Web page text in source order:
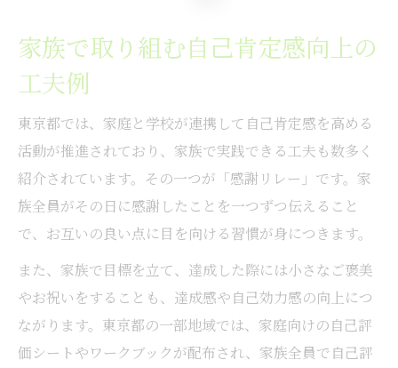
家族で取り組む自己肯定感向上の
工夫例
東京都では、家庭と学校が連携して自己肯定感を高める
活動が推進されており、家族で実践できる工夫も数多く
紹介されています。その一つが「感謝リレー」です。家
族全員がその日に感謝したことを一つずつ伝えること
で、お互いの良い点に目を向ける習慣が身につきます。
また、家族で目標を立て、達成した際には小さなご褒美
やお祝いをすることも、達成感や自己効力感の向上につ
ながります。東京都の一部地域では、家庭向けの自己評
価シートやワークブックが配布され、家族全員で自己評